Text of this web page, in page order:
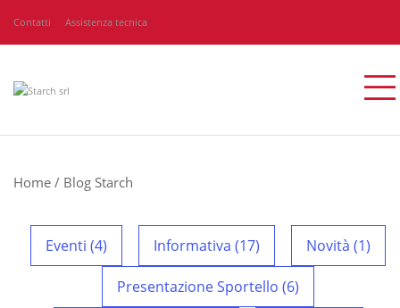
Contatti Assistenza tecnica
Home / Blog Starch
Eventi (4) Informativa (17) Novità (1)
Presentazione Sportello (6)